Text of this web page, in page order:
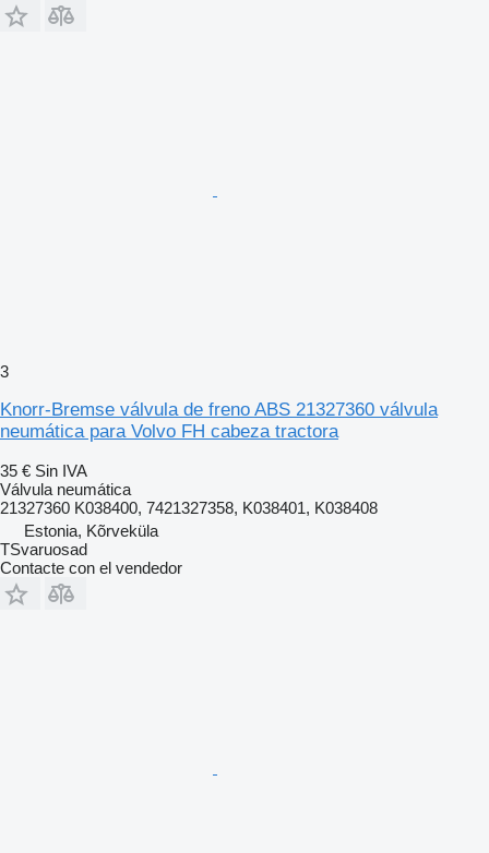
3
Knorr-Bremse válvula de freno ABS 21327360 válvula
neumática para Volvo FH cabeza tractora
35 € Sin IVA
Válvula neumática
21327360 K038400, 7421327358, K038401, K038408
Estonia, Kõrveküla
TSvaruosad
Contacte con el vendedor